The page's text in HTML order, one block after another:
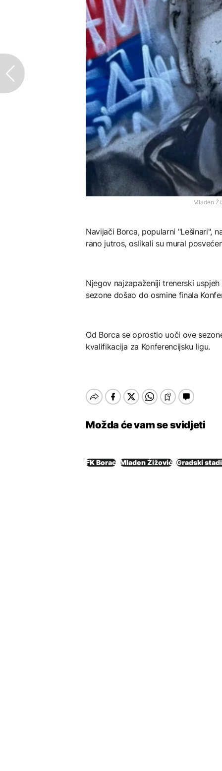
Mladen
Navijači Borca, popularni "Lešinari",
rano jutros, oslikali su mural
Njegov najzapaženiji trenerski
sezone došao do osmine finala
Od Borca se oprostio uoči ove
kvalifikacija za Konferencijsku ligu.
Možda će vam se svidjeti
FK Borac Mladen Žižović Gradski